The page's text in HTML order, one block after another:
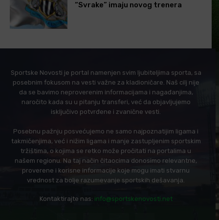
“Svrake” imaju novog trenera
Sportske Novosti je portal namenjen svim ljubiteljima sporta, sa
posebnim fokusom na vesti važne za kladioničare. Naš cilj nije
da se bavimo neproverenim informacijama i nagađanjima,
naročito kada su u pitanju transferi, već da objavljujemo
isključivo potvrđene i zvanične vesti.
Posebnu pažnju posvećujemo ne samo najpoznatijim ligama i
takmičenjima, već i nižim ligama i manje zastupljenim sportskim
tržištima, o kojima se retko može pročitati na portalima u
našem regionu. Na taj način čitaocima donosimo relevantne,
proverene i korisne informacije koje mogu imati stvarnu
vrednost za bolje razumevanje sportskih dešavanja.
Kontaktirajte nas: info@sportskenovosti.net